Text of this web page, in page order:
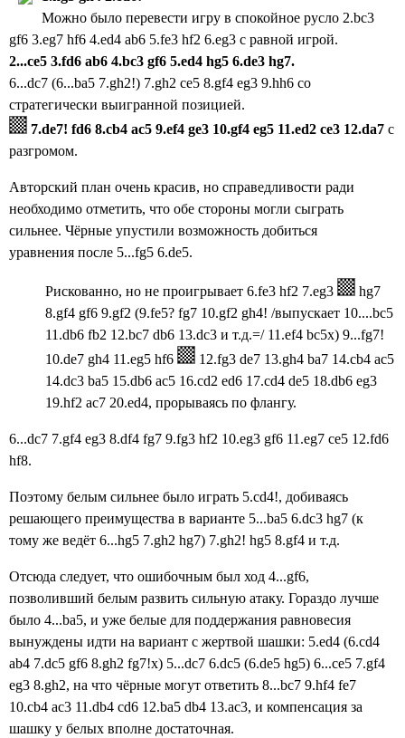
Можно было перевести игру в спокойное русло 2.bc3
gf6 3.eg7 hf6 4.ed4 ab6 5.fe3 hf2 6.eg3 с равной игрой.
2...ce5 3.fd6 ab6 4.bc3 gf6 5.ed4 hg5 6.de3 hg7.
6...dc7 (6...ba5 7.gh2!) 7.gh2 ce5 8.gf4 eg3 9.hh6 со
стратегически выигранной позицией.
7.de7! fd6 8.cb4 ac5 9.ef4 ge3 10.gf4 eg5 11.ed2 ce3 12.da7 с
разгромом.
Авторский план очень красив, но справедливости ради
необходимо отметить, что обе стороны могли сыграть
сильнее. Чёрные упустили возможность добиться
уравнения после 5...fg5 6.de5.
Рискованно, но не проигрывает 6.fe3 hf2 7.eg3
hg7
8.gf4 gf6 9.gf2 (9.fe5? fg7 10.gf2 gh4! /выпускает 10....bc5
11.db6 fb2 12.bc7 db6 13.dc3 и т.д.=/ 11.ef4 bc5x) 9...fg7!
10.de7 gh4 11.eg5 hf6
12.fg3 de7 13.gh4 ba7 14.cb4 ac5
14.dc3 ba5 15.db6 ac5 16.cd2 ed6 17.cd4 de5 18.db6 eg3
19.hf2 ac7 20.ed4, прорываясь по флангу.
6...dc7 7.gf4 eg3 8.df4 fg7 9.fg3 hf2 10.eg3 gf6 11.eg7 ce5 12.fd6
hf8.
Поэтому белым сильнее было играть 5.cd4!, добиваясь
решающего преимущества в варианте 5...ba5 6.dc3 hg7 (к
тому же ведёт 6...hg5 7.gh2 hg7) 7.gh2! hg5 8.gf4 и т.д.
Отсюда следует, что ошибочным был ход 4...gf6,
позволивший белым развить сильную атаку. Гораздо лучше
было 4...ba5, и уже белые для поддержания равновесия
вынуждены идти на вариант с жертвой шашки: 5.ed4 (6.cd4
ab4 7.dc5 gf6 8.gh2 fg7!x) 5...dc7 6.dc5 (6.de5 hg5) 6...ce5 7.gf4
eg3 8.gh2, на что чёрные могут ответить 8...bc7 9.hf4 fe7
10.cb4 ac3 11.db4 cd6 12.ba5 db4 13.ac3, и компенсация за
шашку у белых вполне достаточная.